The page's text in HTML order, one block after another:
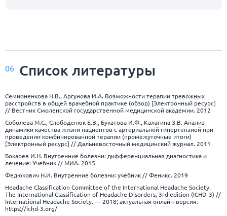
06 Список литературы
Семионенкова Н.В., Аргунова И.А. Возможности терапии тревожных
расстройств в общей врачебной практике (обзор) [Электронный ресурс]
// Вестник Смоленской государственной медицинской академии. 2012
Соболева М.С., Слободенюк Е.В., Букатова И.Ф., Калагина З.В. Анализ
динамики качества жизни пациентов с артериальной гипертензией при
проведении комбинированной терапии (промежуточные итоги)
[Электронный ресурс] // Дальневосточный медицинский журнал. 2011
Бокарев И.Н. Внутренние болезни: дифференциальная диагностика и
лечение: Учебник // МИА. 2015
Федюкович Н.И. Внутренние болезни: учебник // Феникс. 2019
Headache Classification Committee of the International Headache Society.
The International Classification of Headache Disorders, 3rd edition (ICHD-3) //
International Headache Society. — 2018; актуальная онлайн-версия.
https://ichd-3.org/